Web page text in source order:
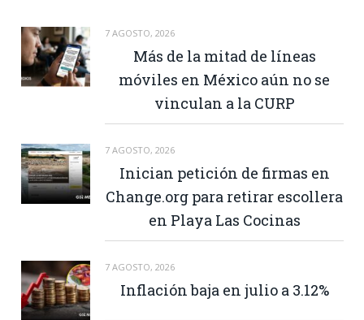
7 AGOSTO, 2026
Más de la mitad de líneas
móviles en México aún no se
vinculan a la CURP
7 AGOSTO, 2026
Inician petición de firmas en
Change.org para retirar escollera
en Playa Las Cocinas
7 AGOSTO, 2026
Inflación baja en julio a 3.12%